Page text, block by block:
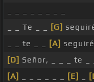
_ _ Te _ _
[G]
_ _ te _ _
[A]
[D] Señor, _ _ _ te _
[A]
[E]